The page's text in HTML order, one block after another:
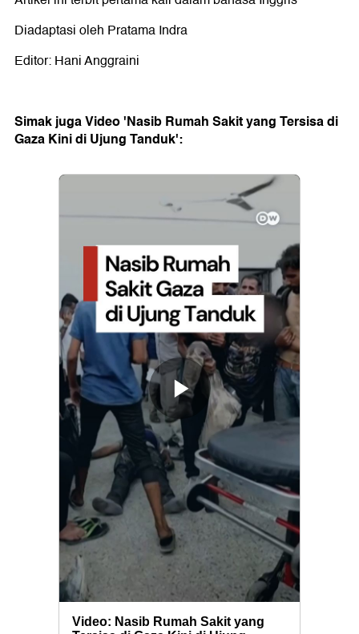
Diadaptasi oleh Pratama Indra
Editor: Hani Anggraini
Simak juga Video 'Nasib Rumah Sakit yang Tersisa di
Gaza Kini di Ujung Tanduk':